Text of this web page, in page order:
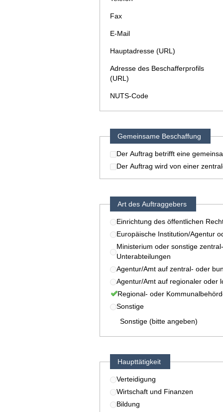
Fax
E-Mail
Hauptadresse (URL)
Adresse des Beschafferprofils
(URL)
NUTS-Code
Gemeinsame Beschaffung
Der Auftrag betrifft eine
Der Auftrag wird von einer
Art des Auftraggebers
Einrichtung des öffentlichen
Europäische Institution/Agentur
Ministerium oder sonstige
Unterabteilungen
Agentur/Amt auf zentral- oder
Agentur/Amt auf regionaler oder
Regional- oder
Sonstige
Sonstige (bitte angeben)
Haupttätigkeit
Verteidigung
Wirtschaft und Finanzen
Bildung